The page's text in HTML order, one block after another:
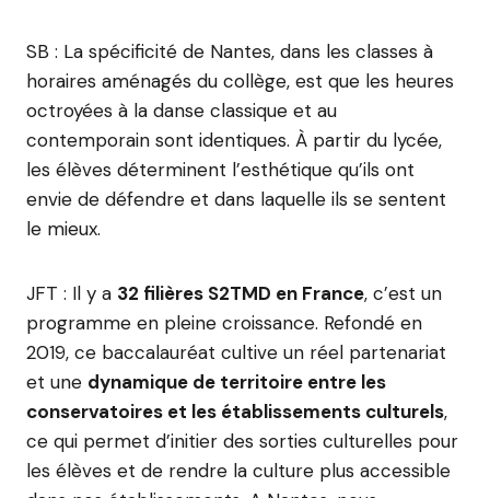
SB : La spécificité de Nantes, dans les classes à
horaires aménagés du collège, est que les heures
octroyées à la danse classique et au
contemporain sont identiques. À partir du lycée,
les élèves déterminent l’esthétique qu’ils ont
envie de défendre et dans laquelle ils se sentent
le mieux.
JFT : Il y a 32 filières S2TMD en France, c’est un
programme en pleine croissance. Refondé en
2019, ce baccalauréat cultive un réel partenariat
et une dynamique de territoire entre les
conservatoires et les établissements culturels,
ce qui permet d’initier des sorties culturelles pour
les élèves et de rendre la culture plus accessible